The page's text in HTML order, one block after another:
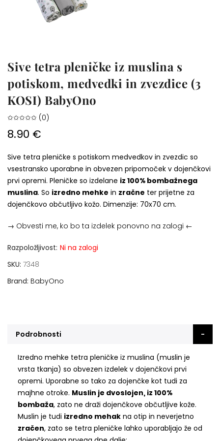
Sive tetra pleničke iz muslina s
potiskom, medvedki in zvezdice (3
KOSI) BabyOno
✩✩✩✩✩ (0)
8.90 €
Sive tetra pleničke s potiskom medvedkov in zvezdic so
vsestransko uporabne in obvezen pripomoček v dojenčkovi
prvi opremi. Pleničke so izdelane iz 100% bombažnega
muslina. So izredno mehke in zračne ter prijetne za
dojenčkovo občutljivo kožo. Dimenzije: 70x70 cm.
→ Obvesti me, ko bo ta izdelek ponovno na zalogi ←
Razpoložljivost: Ni na zalogi
SKU 7348
Brand BabyOno
Podrobnosti
Izredno mehke tetra pleničke iz muslina (muslin je
vrsta tkanja) so obvezen izdelek v dojenčkovi prvi
opremi. Uporabne so tako za dojenčke kot tudi za
majhne otroke. Muslin je dvoslojen, iz 100%
bombaža, zato ne draži dojenčkove občutljive kože.
Muslin je tudi izredno mehakna otip in neverjetno
zračen, zato se tetra pleničke lahko uporabljajo že od